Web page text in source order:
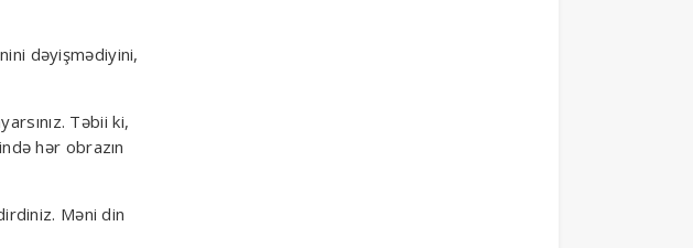
dəyişmədiyini,
Təbii ki,
hər obrazın
Məni din